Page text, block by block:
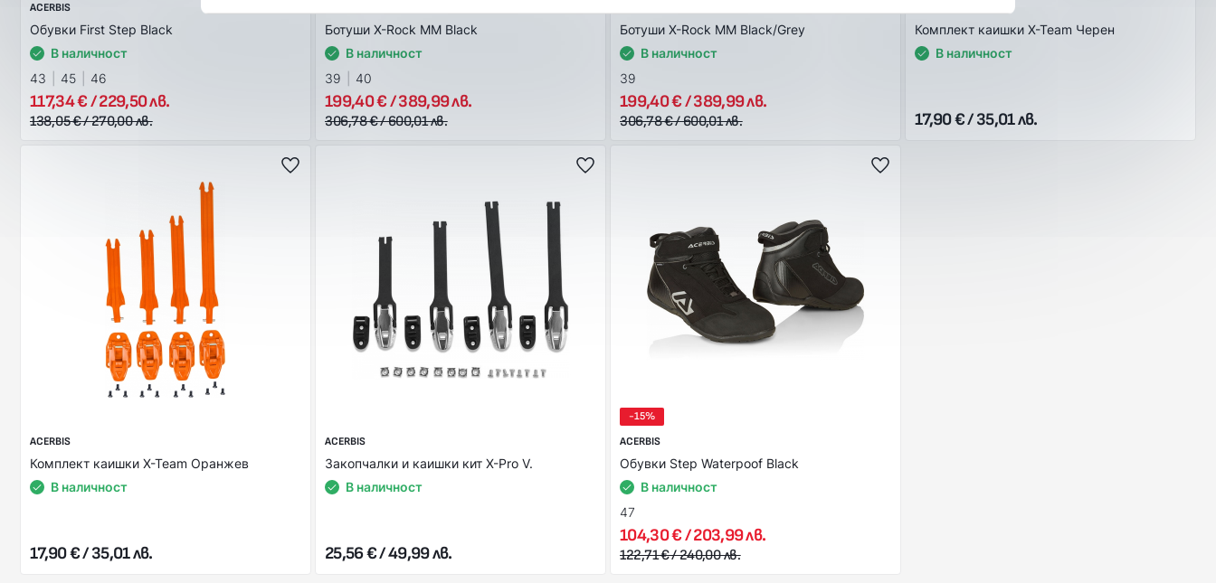
ACERBIS
Обувки First Step Black
В наличност
43
45 46
117,34 € / 229,50 лв.
138,05 € / 270,00 лв.
Ботуши X-Rock MM Black
В наличност
39
40
199,40 € / 389,99 лв.
306,78 € / 600,01 лв.
Ботуши X-Rock MM Black/Grey
В наличност
39
199,40 € / 389,99 лв.
306,78 € / 600,01 лв.
Комплект каишки X-Team Черен
В наличност
17,90 € / 35,01 лв.
ACERBIS
Комплект каишки X-Team Оранжев
В наличност
17,90 € / 35,01 лв.
ACERBIS
Закопчалки и каишки кит X-Pro V.
В наличност
25,56 € / 49,99 лв.
-15%
ACERBIS
Обувки Step Waterpoof Black
В наличност
47
104,30 € / 203,99 лв.
122,71 € / 240,00 лв.